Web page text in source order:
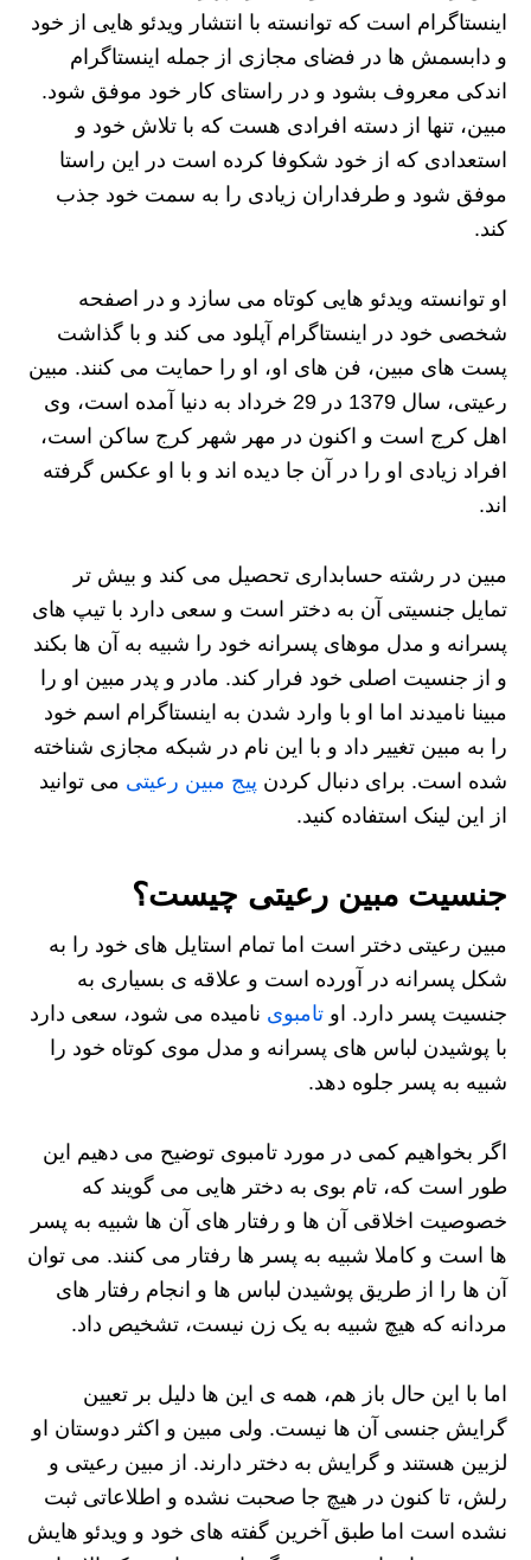
اینستاگرام است که توانسته با انتشار ویدئو هایی از خود
و دابسمش ها در فضای مجازی از جمله اینستاگرام
اندکی معروف بشود و در راستای کار خود موفق شود.
مبین، تنها از دسته افرادی هست که با تلاش خود و
استعدادی که از خود شکوفا کرده است در این راستا
موفق شود و طرفداران زیادی را به سمت خود جذب
کند.
او توانسته ویدئو هایی کوتاه می سازد و در اصفحه
شخصی خود در اینستاگرام آپلود می کند و با گذاشت
پست های مبین، فن های او، او را حمایت می کنند. مبین
رعیتی، سال 1379 در 29 خرداد به دنیا آمده است، وی
اهل کرج است و اکنون در مهر شهر کرج ساکن است،
افراد زیادی او را در آن جا دیده اند و با او عکس گرفته
اند.
مبین در رشته حسابداری تحصیل می کند و بیش تر
تمایل جنسیتی آن به دختر است و سعی دارد با تیپ های
پسرانه و مدل موهای پسرانه خود را شبیه به آن ها بکند
و از جنسیت اصلی خود فرار کند. مادر و پدر مبین او را
مبینا نامیدند اما او با وارد شدن به اینستاگرام اسم خود
را به مبین تغییر داد و با این نام در شبکه مجازی شناخته
شده است. برای دنبال کردن پیج مبین رعیتی می توانید
از این لینک استفاده کنید.
جنسیت مبین رعیتی چیست؟
مبین رعیتی دختر است اما تمام استایل های خود را به
شکل پسرانه در آورده است و علاقه ی بسیاری به
جنسیت پسر دارد. او تامبوی نامیده می شود، سعی دارد
با پوشیدن لباس های پسرانه و مدل موی کوتاه خود را
شبیه به پسر جلوه دهد.
اگر بخواهیم کمی در مورد تامبوی توضیح می دهیم این
طور است که، تام بوی به دختر هایی می گویند که
خصوصیت اخلاقی آن ها و رفتار های آن ها شبیه به پسر
ها است و کاملا شبیه به پسر ها رفتار می کنند. می توان
آن ها را از طریق پوشیدن لباس ها و انجام رفتار های
مردانه که هیچ شبیه به یک زن نیست، تشخیص داد.
اما با این حال باز هم، همه ی این ها دلیل بر تعیین
گرایش جنسی آن ها نیست. ولی مبین و اکثر دوستان او
لزبین هستند و گرایش به دختر دارند. از مبین رعیتی و
رلش، تا کنون در هیچ جا صحبت نشده و اطلاعاتی ثبت
نشده است اما طبق آخرین گفته های خود و ویدئو هایش